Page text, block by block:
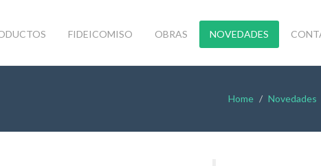
FIDEICOMISO OBRAS NOVEDADES
Home Novedades